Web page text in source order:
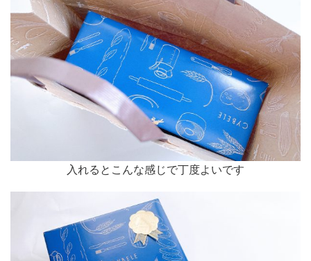
入れるとこんな感じで丁度よいです